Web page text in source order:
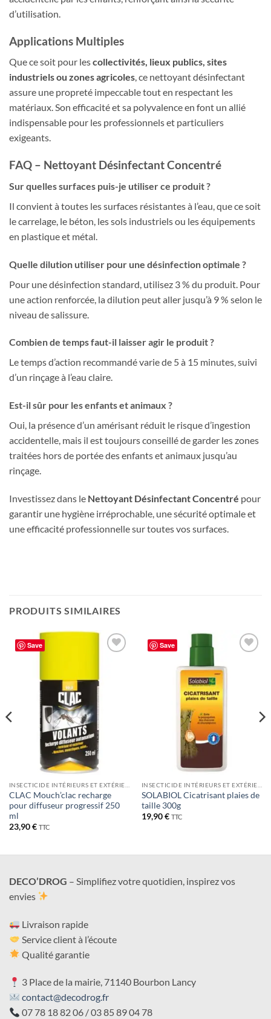
d’utilisation.
Applications Multiples
Que ce soit pour lescollectivités, lieux publics, sites
industriels ou zones agricoles, ce nettoyant désinfectant
assure une propreté impeccable tout en respectant les
matériaux. Son efficacité et sa polyvalence en font un allié
indispensable pour les professionnels et particuliers
exigeants.
FAQ – Nettoyant Désinfectant Concentré
Sur quelles surfaces puis-je utiliser ce produit ?
Il convient à toutes les surfaces résistantes à l’eau, que ce soit
le carrelage, le béton, les sols industriels ou les équipements
en plastique et métal.
Quelle dilution utiliser pour une désinfection optimale ?
Pour une désinfection standard, utilisez 3 % du produit. Pour
une action renforcée, la dilution peut aller jusqu’à 9 % selon le
niveau de salissure.
Combien de temps faut-il laisser agir le produit ?
Le temps d’action recommandé varie de 5 à 15 minutes, suivi
d’un rinçage à l’eau claire.
Est-il sûr pour les enfants et animaux ?
Oui, la présence d’un amérisant réduit le risque d’ingestion
accidentelle, mais il est toujours conseillé de garder les zones
traitées hors de portée des enfants et animaux jusqu’au
rinçage.
Investissez dans le Nettoyant Désinfectant Concentré pour
garantir une hygiène irréprochable, une sécurité optimale et
une efficacité professionnelle sur toutes vos surfaces.
PRODUITS SIMILAIRES
Save
souhaits
CLAC Mouch’clac recharge
pour diffuseur progressif 250
ml
23,90€ TTC
Save
SOLABIOL Cicatrisant plaies de
taille 300g
19,90€ TTC
DECO’DROG – Simplifiez votre quotidien, inspirez vos
envies
Livraison rapide
Service client à l’écoute
Qualité garantie
3 Place de la mairie, 71140 Bourbon Lancy
contact@decodrog.fr
07 78 18 82 06 / 03 85 89 04 78